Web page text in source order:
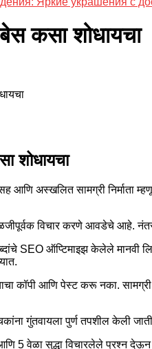
कसा शोधायचा
शोधायचा
आणि अस्खलित सामग्री निर्माता
विचार करणे आवडेचे आहे.
SEO ऑप्टिमाइझ केलेले
कॉपी आणि पेस्ट करू नका.
गुंतवायला पुर्ण तपशील केली
आणि 5 वेळा सुद्धा विचारलेले प्रश्न